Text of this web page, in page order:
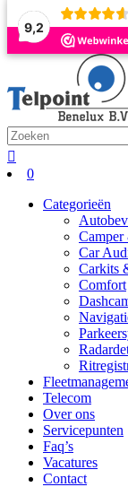
9,2
0
Categorieën
Camper
Car
Carkits
Comfort
Telecom
Over ons
Servicepunten
Faq’s
Vacatures
Contact